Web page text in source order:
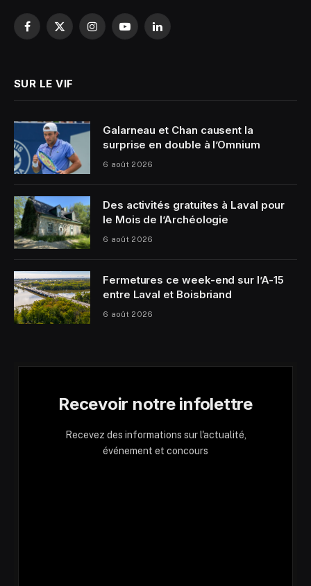
Facebook
X
InstagramYouTubeLinkedIn
SUR LE VIF
Galarneau et Chan causent la
surprise en double à l’Omnium
6 août 2026
Des activités gratuites à Laval pour
le Mois de l’Archéologie
6 août 2026
Fermetures ce week-end sur l’A-15
entre Laval et Boisbriand
6 août 2026
Recevoir notre infolettre
Recevez des informations sur l'actualité,
événement et concours